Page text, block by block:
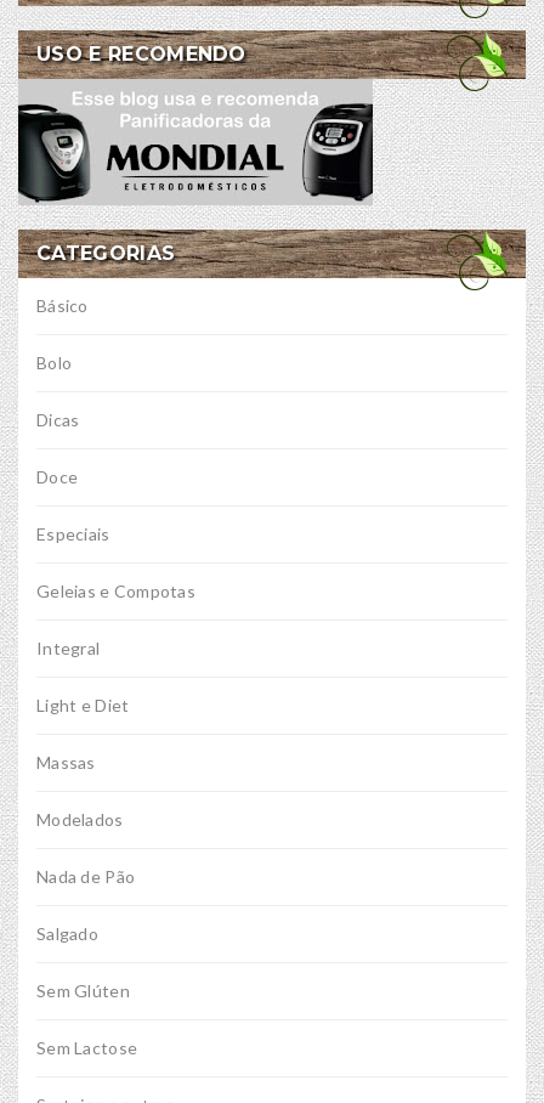
USO E RECOMENDO
CATEGORIAS
Básico
Bolo
Dicas
Doce
Especiais
Geleias e Compotas
Integral
Light e Diet
Massas
Modelados
Nada de Pão
Salgado
Sem Glúten
Sem Lactose